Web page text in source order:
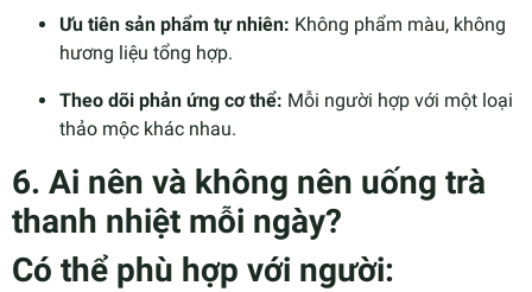
Ưu tiên sản phẩm tự nhiên: Không phẩm màu, không
hương liệu tổng hợp.
Theo dõi phản ứng cơ thể: Mỗi người hợp với một loại
thảo mộc khác nhau.
6. Ai nên và không nên uống trà
thanh nhiệt mỗi ngày?
Có thể phù hợp với người: